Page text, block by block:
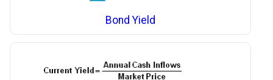
Bond Yield